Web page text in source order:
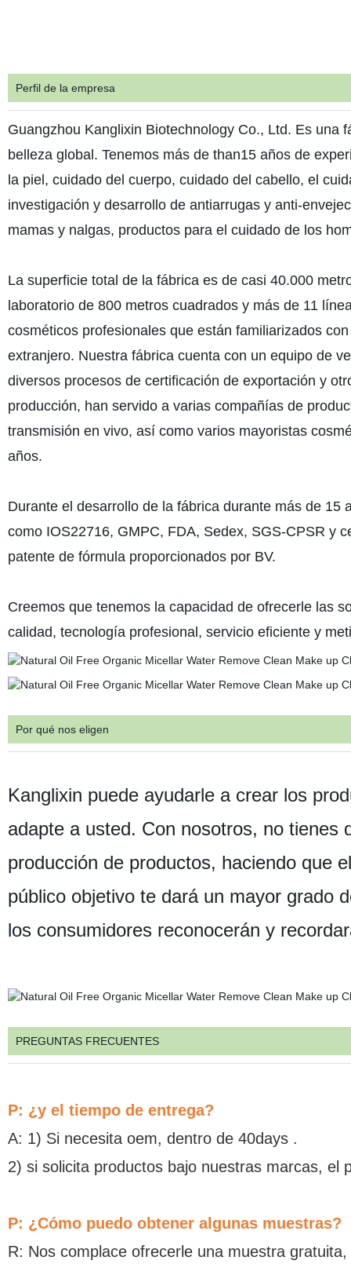
Perfil de la empresa
Guangzhou Kanglixin Biotechnology Co., Ltd. Es una
belleza global. Tenemos más de than15 años de
la piel, cuidado del cuerpo, cuidado del cabello, el
investigación y desarrollo de antiarrugas y anti-
mamas y nalgas, productos para el cuidado de los
La superficie total de la fábrica es de casi 40.000
laboratorio de 800 metros cuadrados y más de 11
cosméticos profesionales que están familiarizados
extranjero. Nuestra fábrica cuenta con un equipo de
diversos procesos de certificación de exportación y
producción, han servido a varias compañías de
transmisión en vivo, así como varios mayoristas
años.
Durante el desarrollo de la fábrica durante más de
como IOS22716, GMPC, FDA, Sedex, SGS-CPSR y
patente de fórmula proporcionados por BV.
Creemos que tenemos la capacidad de ofrecerle las
calidad, tecnología profesional, servicio eficiente y
Por qué nos eligen
Kanglixin puede ayudarle a crear los
adapte a usted. Con nosotros, no tienes
producción de productos, haciendo que
público objetivo te dará un mayor grado
los consumidores reconocerán y
PREGUNTAS FRECUENTES
P: ¿y el tiempo de entrega?
A: 1) Si necesita oem, dentro de 40days .
2) si solicita productos bajo nuestras marcas,
P: ¿Cómo puedo obtener algunas muestras?
R: Nos complace ofrecerle una muestra